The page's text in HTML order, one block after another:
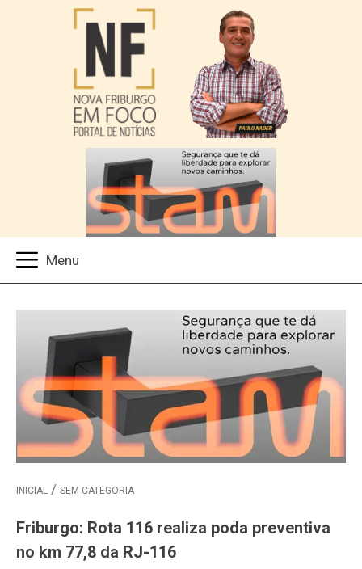
INICIAL SEM CATEGORIA
Friburgo: Rota 116 realiza poda preventiva
no km 77,8 da RJ-116